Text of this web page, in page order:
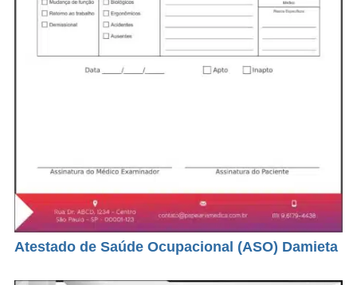
Atestado de Saúde Ocupacional (ASO) Damieta